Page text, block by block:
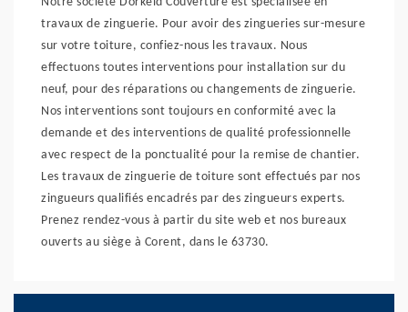
travaux de zinguerie. Pour avoir des zingueries sur-mesure
sur votre toiture, confiez-nous les travaux. Nous
effectuons toutes interventions pour installation sur du
neuf, pour des réparations ou changements de zinguerie.
Nos interventions sont toujours en conformité avec la
demande et des interventions de qualité professionnelle
avec respect de la ponctualité pour la remise de chantier.
Les travaux de zinguerie de toiture sont effectués par nos
zingueurs qualifiés encadrés par des zingueurs experts.
Prenez rendez-vous à partir du site web et nos bureaux
ouverts au siège à Corent, dans le 63730.